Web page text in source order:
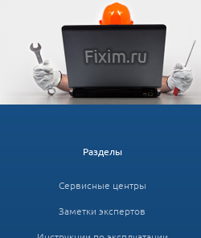
Разделы
Сервисные центры
Заметки экспертов